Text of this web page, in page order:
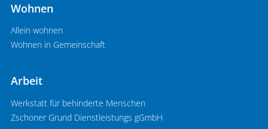
Wohnen
Allein wohnen
Wohnen in Gemeinschaft
Arbeit
Werkstatt für behinderte Menschen
Zschoner Grund Dienstleistungs gGmbH